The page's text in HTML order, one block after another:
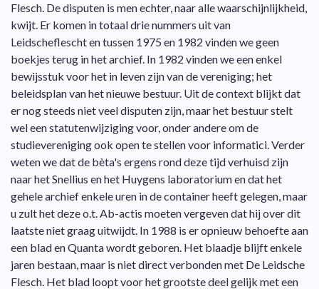
Flesch. De disputen is men echter, naar alle waarschijnlijkheid,
kwijt. Er komen in totaal drie nummers uit van
Leidscheflescht en tussen 1975 en 1982 vinden we geen
boekjes terug in het archief. In 1982 vinden we een enkel
bewijsstuk voor het in leven zijn van de vereniging; het
beleidsplan van het nieuwe bestuur. Uit de context blijkt dat
er nog steeds niet veel disputen zijn, maar het bestuur stelt
wel een statutenwijziging voor, onder andere om de
studievereniging ook open te stellen voor informatici. Verder
weten we dat de bèta's ergens rond deze tijd verhuisd zijn
naar het Snellius en het Huygens laboratorium en dat het
gehele archief enkele uren in de container heeft gelegen, maar
u zult het deze o.t. Ab-actis moeten vergeven dat hij over dit
laatste niet graag uitwijdt. In 1988 is er opnieuw behoefte aan
een blad en Quanta wordt geboren. Het blaadje blijft enkele
jaren bestaan, maar is niet direct verbonden met De Leidsche
Flesch. Het blad loopt voor het grootste deel gelijk met een